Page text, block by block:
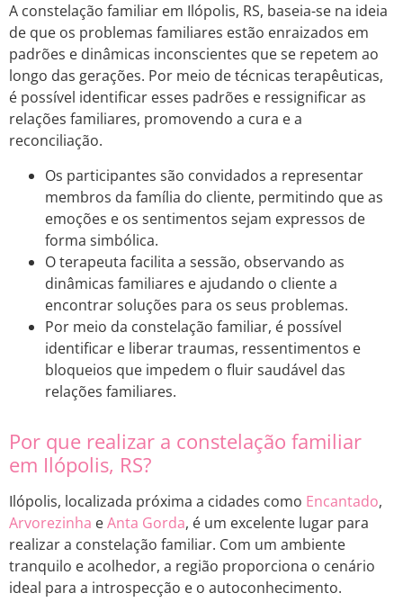
A constelação familiar em Ilópolis, RS, baseia-se na ideia
de que os problemas familiares estão enraizados em
padrões e dinâmicas inconscientes que se repetem ao
longo das gerações. Por meio de técnicas terapêuticas,
é possível identificar esses padrões e ressignificar as
relações familiares, promovendo a cura e a
reconciliação.
Os participantes são convidados a representar
membros da família do cliente, permitindo que as
emoções e os sentimentos sejam expressos de
forma simbólica.
O terapeuta facilita a sessão, observando as
dinâmicas familiares e ajudando o cliente a
encontrar soluções para os seus problemas.
Por meio da constelação familiar, é possível
identificar e liberar traumas, ressentimentos e
bloqueios que impedem o fluir saudável das
relações familiares.
Por que realizar a constelação familiar
em Ilópolis, RS?
Ilópolis, localizada próxima a cidades como Encantado,
Arvorezinha eAnta Gorda, é um excelente lugar para
realizar a constelação familiar. Com um ambiente
tranquilo e acolhedor, a região proporciona o cenário
ideal para a introspecção e o autoconhecimento.